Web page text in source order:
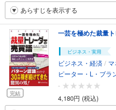
あらすじを表示する
完結
一芸を極めた裁量
ビジネス・実用
ビジネス・経済 /
ピーター・L・ブラ
-
4,180円 (税込)